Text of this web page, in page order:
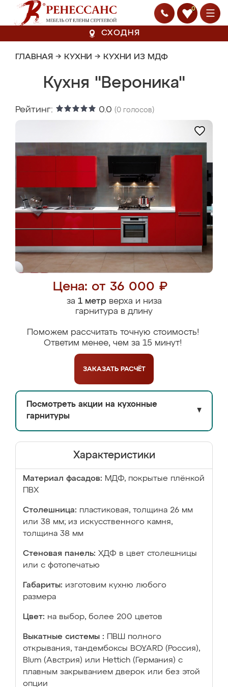
0
СХОДНЯ
ГЛАВНАЯ → КУХНИ → КУХНИ ИЗ МДФ
Кухня "Вероника"
Рейтинг: 0.0 (0 голосов)
Цена: от 36 000 ₽
за 1 метрверха и низа
гарнитура в длину
Поможем рассчитать точную стоимость!
Ответим менее, чем за 15 минут!
ЗАКАЗАТЬ РАСЧЁТ
Посмотреть акции на кухонные
гарнитуры
▼
Характеристики
Материал фасадов: МДФ, покрытые плёнкой
ПВХ
Столешница: пластиковая, толщина 26 мм
или 38 мм; из искусственного камня,
толщина 38 мм
Стеновая панель: ХДФ в цвет столешницы
или с фотопечатью
Габариты: изготовим кухню любого
размера
Цвет: на выбор, более 200 цветов
Выкатные системы :
ПВШ полного
открывания, тандембоксы BOYARD (Россия),
Blum (Австрия) или Hettich (Германия) с
плавным закрыванием дверок или без этой
опции